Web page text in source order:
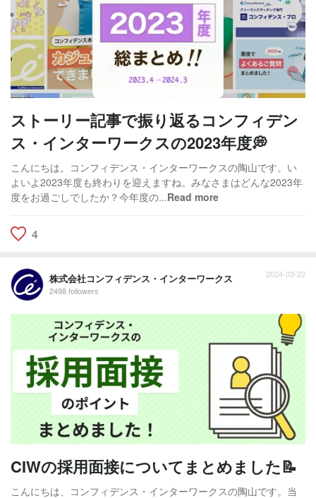
ストーリー記事で振り返るコンフィデン
ス・インターワークスの2023年度💭
こんにちは。コンフィデンス・インターワークスの陶山です。い
よいよ2023年度も終わりを迎えますね。みなさまはどんな2023年
度をお過ごしでしたか？今年度の...Read more
4
株式会社コンフィデンス・インターワークス
2498 followers
2024-03-22
CIWの採用面接についてまとめました📝
こんにちは、コンフィデンス・インターワークスの陶山です。当